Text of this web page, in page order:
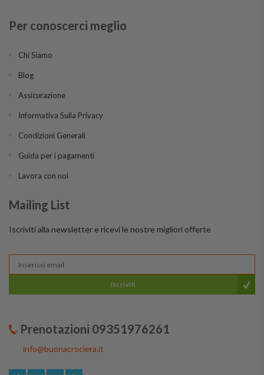
Per conoscerci meglio
Chi Siamo
Blog
Assicurazione
Informativa Sulla Privacy
Condizioni Generali
Guida per i pagamenti
Lavora con noi
Mailing List
Iscriviti alla newsletter e ricevi le nostre migliori offerte
Iscriviti
Prenotazioni 09351976261
info@buonacrociera.it